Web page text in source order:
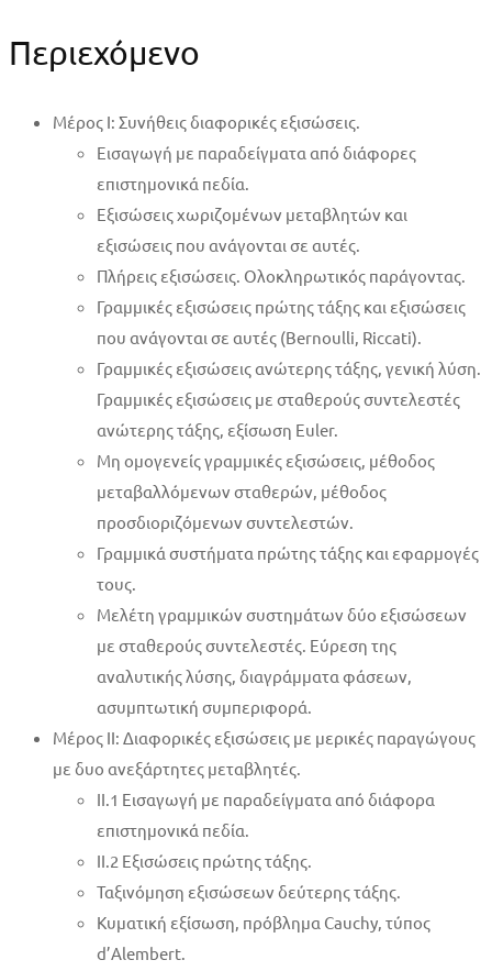
Περιεχόμενο
Μέρος Ι: Συνήθεις διαφορικές εξισώσεις.
Εισαγωγή με παραδείγματα από διάφορες
επιστημονικά πεδία.
Εξισώσεις χωριζομένων μεταβλητών και
εξισώσεις που ανάγονται σε αυτές.
Πλήρεις εξισώσεις. Ολοκληρωτικός παράγοντας.
Γραμμικές εξισώσεις πρώτης τάξης και εξισώσεις
που ανάγονται σε αυτές (Bernoulli, Riccati).
Γραμμικές εξισώσεις ανώτερης τάξης, γενική λύση.
Γραμμικές εξισώσεις με σταθερούς συντελεστές
ανώτερης τάξης, εξίσωση Euler.
Μη ομογενείς γραμμικές εξισώσεις, μέθοδος
μεταβαλλόμενων σταθερών, μέθοδος
προσδιοριζόμενων συντελεστών.
Γραμμικά συστήματα πρώτης τάξης και εφαρμογές
τους.
Mελέτη γραμμικών συστημάτων δύο εξισώσεων
με σταθερούς συντελεστές. Εύρεση της
αναλυτικής λύσης, διαγράμματα φάσεων,
ασυμπτωτική συμπεριφορά.
Μέρος ΙΙ: Διαφορικές εξισώσεις με μερικές παραγώγους
με δυο ανεξάρτητες μεταβλητές.
ΙΙ.1 Εισαγωγή με παραδείγματα από διάφορα
επιστημονικά πεδία.
ΙΙ.2 Εξισώσεις πρώτης τάξης.
Ταξινόμηση εξισώσεων δεύτερης τάξης.
Κυματική εξίσωση, πρόβλημα Cauchy, τύπος
d’Alembert.